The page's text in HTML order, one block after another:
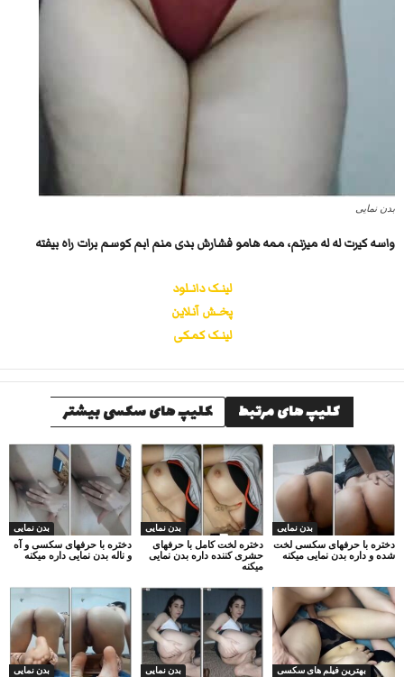
بدن نمایی
واسه کیرت له له میزنم، ممه هامو فشارش بدی منم ابم کوسم برات راه بیفته
لینــک دانــلود
پخــش آنـلاین
لینــک کمـکی
کلیپ های مرتبط کلیپ های سکسی بیشتر
بدن نمایی
دختره با حرفهای سکسی و آه
و ناله بدن نمایی داره میکنه
بدن نمایی
دختره لخت کامل با حرفهای
حشری کننده داره بدن نمایی
میکنه
بدن نمایی
دختره با حرفهای سکسی لخت
شده و داره بدن نمایی میکنه
بدن نمایی بدن نمایی بهترین فیلم های سکسی